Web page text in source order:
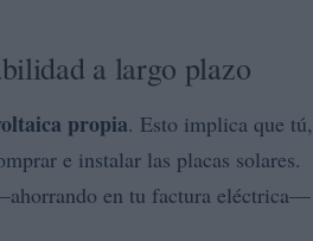
a largo plazo
propia. Esto implica que tú,
e instalar las placas solares.
en tu factura eléctrica—